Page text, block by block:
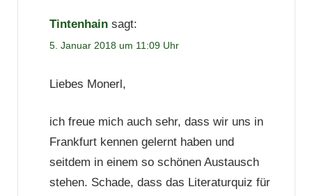
Tintenhain sagt:
5. Januar 2018 um 11:09 Uhr
Liebes Monerl,
ich freue mich auch sehr, dass wir uns in
Frankfurt kennen gelernt haben und
seitdem in einem so schönen Austausch
stehen. Schade, dass das Literaturquiz für